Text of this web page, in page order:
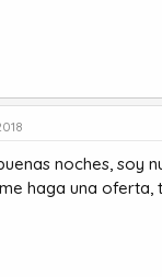
noches, soy
haga una